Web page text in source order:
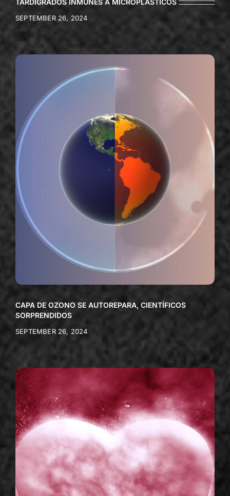
TARDÍGRADOS INMUNES A MICROPLÁSTICOS
SEPTEMBER 26, 2024
CAPA DE OZONO SE AUTOREPARA, CIENTÍFICOS
SORPRENDIDOS
SEPTEMBER 26, 2024